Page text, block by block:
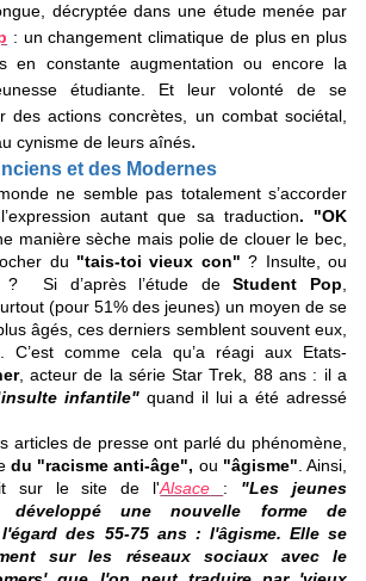
décryptée dans une étude menée par
: un changement climatique de plus en plus
en constante augmentation ou encore la
étudiante. Et leur volonté de se
des actions concrètes, un combat sociétal,
cynisme de leurs aînés.
et des Modernes
ne semble pas totalement s’accorder
autant que sa traduction. "OK
manière sèche mais polie de clouer le bec,
du "tais-toi vieux con" ? Insulte, ou
? Si d’après l’étude deStudent Pop
(pour 51% des jeunes) un moyen de se
âgés, ces derniers semblent souvent eux,
C’est comme cela qu’a réagi aux Etats-
, acteur de la série Star Trek, 88 ans : il a
insulte infantile" quand il lui a été adressé
articles de presse ont parlé du phénomène,
du "racisme anti-âge", ou "âgisme" . Ainsi,
sur le site de l'Alsace : "Les jeunes
développé une nouvelle forme de
des 55-75 ans : l'âgisme. Elle se
sur les réseaux sociaux avec le